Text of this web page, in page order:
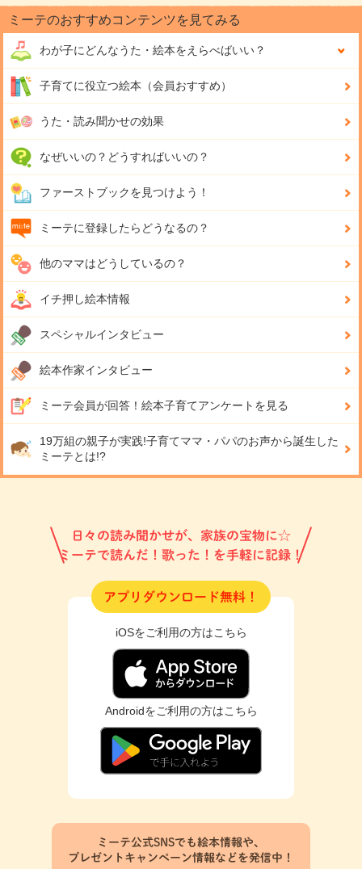
ミーテのおすすめコンテンツを見てみる
わが子にどんなうた・絵本をえらべばいい？
子育てに役立つ絵本（会員おすすめ）
うた・読み聞かせの効果
なぜいいの？どうすればいいの？
ファーストブックを見つけよう！
ミーテに登録したらどうなるの？
他のママはどうしているの？
イチ押し絵本情報
スペシャルインタビュー
絵本作家インタビュー
ミーテ会員が回答！ 絵本子育てアンケートを見る
19万組の親子が実践!子育てママ・パパのお声から誕生した
ミーテとは!?
日々の読み聞かせが、家族の宝物に☆
ミーテで読んだ！歌った！を手軽に記録！
アプリダウンロード無料！
iOSをご利用の方はこちら
Androidをご利用の方はこちら
ミーテ公式SNSでも絵本情報や、
プレゼントキャンペーン情報などを発信中！